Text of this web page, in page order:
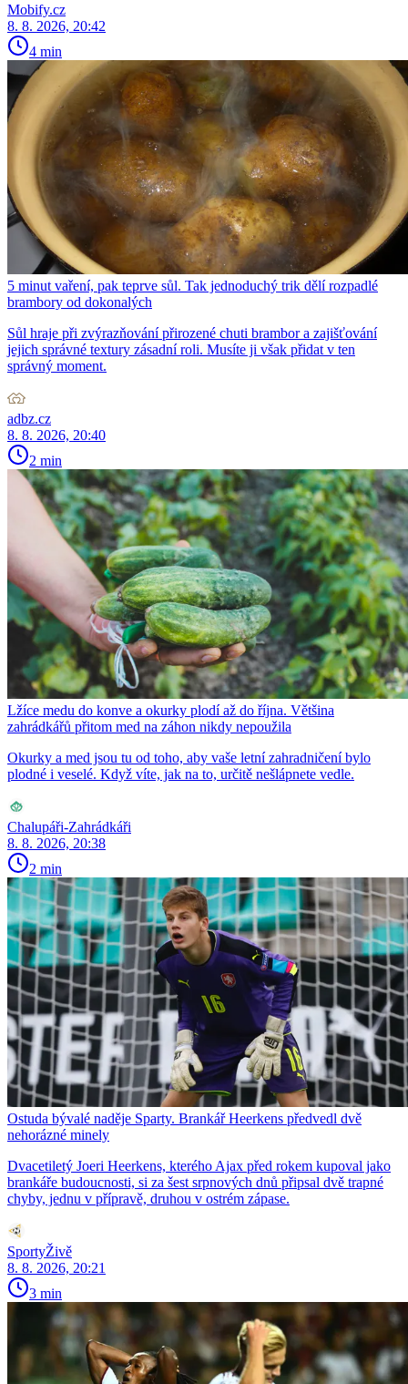
Mobify.cz
8. 8. 2026, 20:42
4 min
5 minut vaření, pak teprve sůl. Tak jednoduchý trik dělí rozpadlé
brambory od dokonalých
Sůl hraje při zvýrazňování přirozené chuti brambor a zajišťování
jejich správné textury zásadní roli. Musíte ji však přidat v ten
správný moment.
adbz.cz
8. 8. 2026, 20:40
2 min
Lžíce medu do konve a okurky plodí až do října. Většina
zahrádkářů přitom med na záhon nikdy nepoužila
Okurky a med jsou tu od toho, aby vaše letní zahradničení bylo
plodné i veselé. Když víte, jak na to, určitě nešlápnete vedle.
Chalupáři-Zahrádkáři
8. 8. 2026, 20:38
2 min
Ostuda bývalé naděje Sparty. Brankář Heerkens předvedl dvě
nehorázné minely
Dvacetiletý Joeri Heerkens, kterého Ajax před rokem kupoval jako
brankáře budoucnosti, si za šest srpnových dnů připsal dvě trapné
chyby, jednu v přípravě, druhou v ostrém zápase.
SportyŽivě
8. 8. 2026, 20:21
3 min